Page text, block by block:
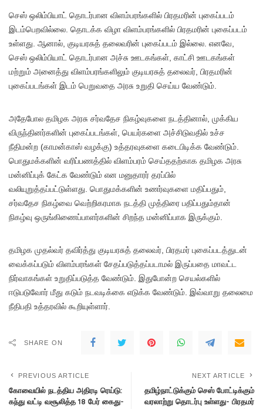
செஸ் ஒலிம்பியாட் தொடர்பான விளம்பரங்களில் பிரதமரின் புகைப்படம்
இடம்பெறவில்லை. தொடக்க விழா விளம்பரங்களில் பிரதமரின் புகைப்படம்
உள்ளது. ஆனால், குடியரசுத் தலைவரின் புகைப்படம் இல்லை. எனவே,
செஸ் ஒலிம்பியாட் தொடர்பான அச்சு ஊடகங்கள், காட்சி ஊடகங்கள்
மற்றும் அனைத்து விளம்பரங்களிலும் குடியரசுத் தலைவர், பிரதமரின்
புகைப்படங்கள் இடம் பெறுவதை அரசு உறுதி செய்ய வேண்டும்.
அதேபோல தமிழக அரசு சர்வதேச நிகழ்வுகளை நடத்தினால், முக்கிய
விருந்தினர்களின் புகைப்படங்கள், பெயர்களை அச்சிடுவதில் உச்ச
நீதிமன்ற (காமன்காஸ் வழக்கு) உத்தரவுகளை கடைபிடிக்க வேண்டும்.
பொதுமக்களின் வரிப்பணத்தில் விளம்பரம் செய்ததற்காக தமிழக அரசு
மன்னிப்புக் கேட்க வேண்டும் என மனுதாரர் தரப்பில்
வலியுறுத்தப்பட்டுள்ளது. பொதுமக்களின் உணர்வுகளை மதிப்பதும்,
சர்வதேச நிகழ்வை வெற்றிகரமாக நடத்தி முத்திரை பதிப்பதும்தான்
நிகழ்வு ஒருங்கிணைப்பாளர்களின் சிறந்த மன்னிப்பாக இருக்கும்.
தமிழக முதல்வர் தவிர்த்து குடியரசுத் தலைவர், பிரதமர் புகைப்படத்துடன்
வைக்கப்படும் விளம்பரங்கள் சேதப்படுத்தப்படாமல் இருப்பதை மாவட்ட
நிர்வாகங்கள் உறுதிப்படுத்த வேண்டும். இதுபோன்ற செயல்களில்
ஈடுபடுவோர் மீது கடும் நடவடிக்கை எடுக்க வேண்டும். இவ்வாறு தலைமை
நீதிபதி உத்தரவில் கூறியுள்ளார்.
SHARE ON
PREVIOUS ARTICLE
கோவையில் நடத்திய அதிரடி ரெய்டு:
கந்து வட்டி வசூலித்த 18 பேர் கைது-
NEXT ARTICLE
தமிழ்நாட்டுக்கும் செஸ் போட்டிக்கும்
வரலாற்று தொடர்பு உள்ளது- பிரதமர்